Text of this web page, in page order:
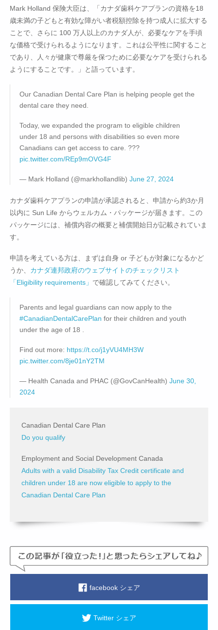
Mark Holland 保険大臣は、「カナダ歯科ケアプランの資格を18
歳未満の子どもと有効な障がい者税額控除を持つ成人に拡大する
ことで、さらに 100 万人以上のカナダ人が、必要なケアを手頃
な価格で受けられるようになります。これは公平性に関すること
であり、人々が健康で尊厳を保つために必要なケアを受けられる
ようにすることです。」と語っています。
Our Canadian Dental Care Plan is helping people get the
dental care they need.
Today, we expanded the program to eligible children
under 18 and persons with disabilities so even more
Canadians can get access to care. ???
pic.twitter.com/REp9mOVG4F
— Mark Holland (@markhollandlib) June 27, 2024
カナダ歯科ケアプランの申請が承認されると、申請から約3か月
以内に Sun Life からウェルカム・パッケージが届きます。この
パッケージには、補償内容の概要と補償開始日が記載されていま
す。
申請を考えている方は、まずは自身 or 子どもが対象になるかど
うか、 カナダ連邦政府のウェブサイトのチェックリスト
「Eligibility requirements」 で確認してみてください。
Parents and legal guardians can now apply to the
#CanadianDentalCarePlan for their children and youth
under the age of 18 .
Find out more: https://t.co/j1yVU4MH3W
pic.twitter.com/8je01nY2TM
— Health Canada and PHAC (@GovCanHealth) June 30,
2024
Canadian Dental Care Plan
Do you qualify
Employment and Social Development Canada
Adults with a valid Disability Tax Credit certificate and
children under 18 are now eligible to apply to the
Canadian Dental Care Plan
facebook シェア
Twitter シェア